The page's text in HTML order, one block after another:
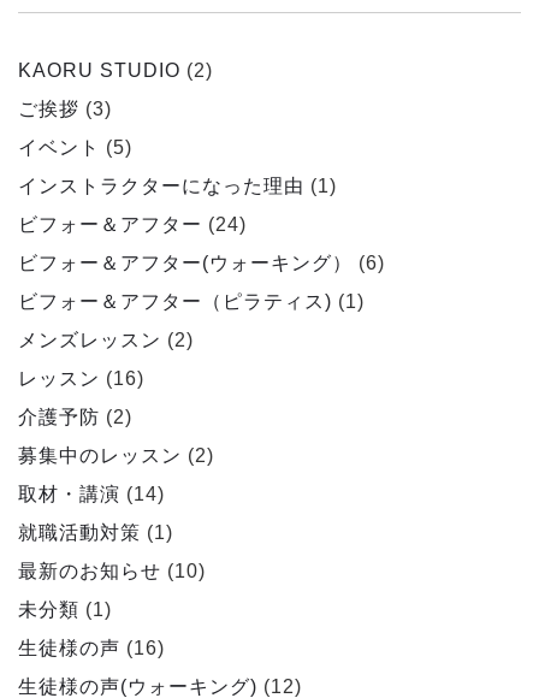
KAORU STUDIO (2)
ご挨拶 (3)
イベント
(5)
インストラクターになった理由 (1)
ビフォー＆アフター (24)
ビフォー＆アフター(ウォーキング）
(6)
ビフォー＆アフター（ピラティス) (1)
メンズレッスン (2)
レッスン (16)
介護予防 (2)
募集中のレッスン (2)
取材・講演 (14)
就職活動対策 (1)
最新のお知らせ (10)
未分類 (1)
生徒様の声 (16)
生徒様の声(ウォーキング) (12)